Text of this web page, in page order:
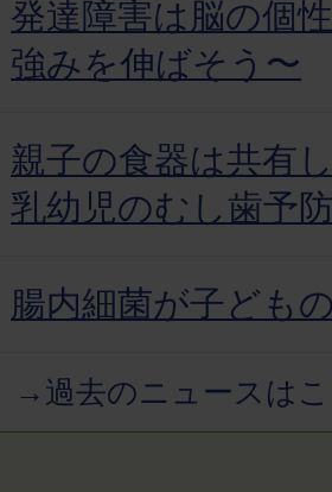
発達障害は脳の個
強みを伸ばそう〜
親子の食器は共有
乳幼児のむし歯予
腸内細菌が子ども
→過去のニュースは